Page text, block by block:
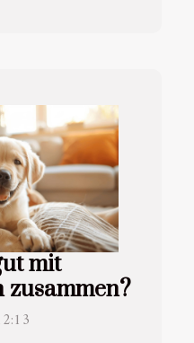
mit
zusammen?